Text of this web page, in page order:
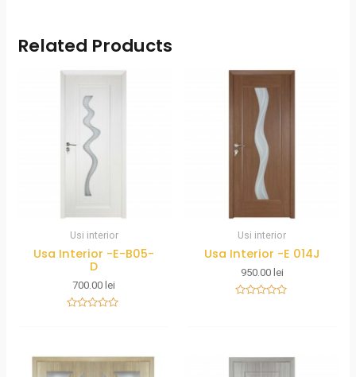
Related Products
Usi interior
Usa Interior -E-B05-
D
700.00 lei
5
Usi interior
Usa Interior -E 014J
950.00 lei